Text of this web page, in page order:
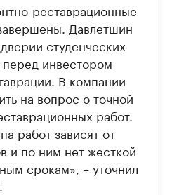
реставрационные
Давлетшин
студенческих
перед инвестором
В компании
на вопрос о точной
работ.
работ зависят от
и по ним нет жесткой
срокам», – уточнил